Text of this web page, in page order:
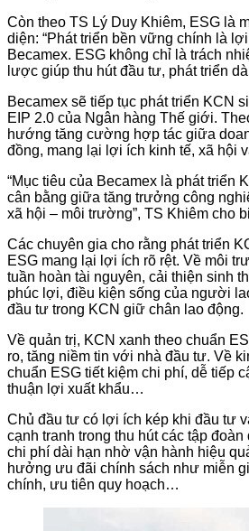
Còn theo TS Lý Duy Khiêm, ESG là
diện: “Phát triển bền vững chính là
Becamex. ESG không chỉ là trách
lược giúp thu hút đầu tư, phát triển
Becamex sẽ tiếp tục phát triển KCN
EIP 2.0 của Ngân hàng Thế giới.
hướng tăng cường hợp tác giữa
đồng, mang lại lợi ích kinh tế, xã hội
“Mục tiêu của Becamex là phát triển
cân bằng giữa tăng trưởng công
xã hội – môi trường”, TS Khiêm cho
Các chuyên gia cho rằng phát triển
ESG mang lại lợi ích rõ rệt. Về môi
tuần hoàn tài nguyên, cải thiện sinh
phúc lợi, điều kiện sống của người
đầu tư trong KCN giữ chân lao động.
Về quản trị, KCN xanh theo chuẩn
ro, tăng niềm tin với nhà đầu tư. Về
chuẩn ESG tiết kiệm chi phí, dễ tiếp
thuận lợi xuất khẩu…
Chủ đầu tư có lợi ích kép khi đầu tư
cạnh tranh trong thu hút các tập
chi phí dài hạn nhờ vận hành hiệu
hưởng ưu đãi chính sách như miễn
chính, ưu tiên quy hoạch…